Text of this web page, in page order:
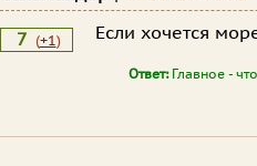
7 (+1) Если хочется
Ответ:Главное -